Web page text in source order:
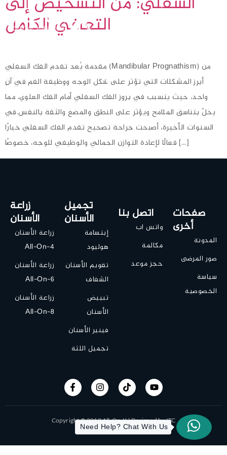
التعافي الكامل
مقدمة يُعد تقدم الفك السفلي (Mandibular Prognathism) من
أبرز المشكلات التي تؤثر على شكل الوجه ووظيفة الفم في آنٍ
واحد، حيث يتسبب في بروز الفك السفلي أمام الفك العلوي، مما
يخلّ بتناسق الملامح ويؤثر على النطق والمضغ والثقة بالنفس.في
السنوات الأخيرة، أصبحت جراحة تصحيح تقدم الفك السفلي خيارًا
فعالًا لإعادة التوازن الجمالي والوظيفي للوجه، خصوصًا […]
زراعة
الأسنان
زراعة الأسنان
All-On-4
زراعة الأسنان
All-On-6
زراعة الأسنان
All-On-8
تجميل
الأسنان
إبتسامة
هوليود
تقويم الأسنان
الشفاف
تبييض
الأسنان
فينير الأسنان
تجميل اللثة
اتصل بنا
واتس اب
مكالمة
حجز موعد
صفحات
أخرى
المدونة
صور المرضى
سياسة
الخصوصية
Copyright © 2019 All-On-X | Designed by ITC
Need Help? Chat With Us